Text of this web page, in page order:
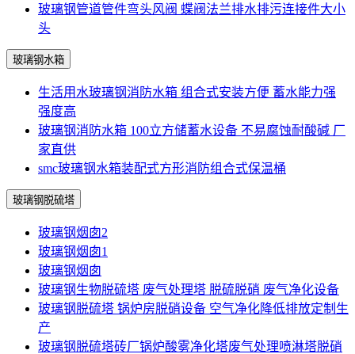
玻璃钢管道管件弯头风阀 蝶阀法兰排水排污连接件大小
头
玻璃钢水箱
生活用水玻璃钢消防水箱 组合式安装方便 蓄水能力强
强度高
玻璃钢消防水箱 100立方储蓄水设备 不易腐蚀耐酸碱 厂
家直供
smc玻璃钢水箱装配式方形消防组合式保温桶
玻璃钢脱硫塔
玻璃钢烟囱2
玻璃钢烟囱1
玻璃钢烟囱
玻璃钢生物脱硫塔 废气处理塔 脱硫脱硝 废气净化设备
玻璃钢脱硫塔 锅炉房脱硝设备 空气净化降低排放定制生
产
玻璃钢脱硫塔砖厂锅炉酸雾净化塔废气处理喷淋塔脱硝